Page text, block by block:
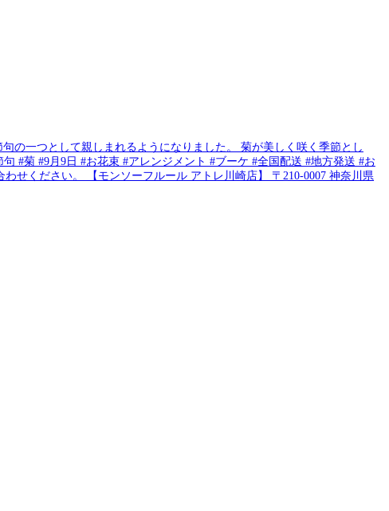
の一つとして親しまれるようになりました。 菊が美しく咲く季節とし
句 #菊 #9月9日 #お花束 #アレンジメント #ブーケ #全国配送 #地方発送 #お
せください。 【モンソーフルール アトレ川崎店】 〒210-0007 神奈川県